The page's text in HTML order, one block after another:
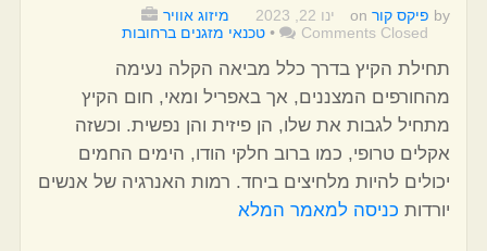
by פיקס קור on ינו 22, 2023
מיזוג אוויר
Comments Closed
• טכנאי מזגנים ברחובות
תחילת הקיץ בדרך כלל מביאה הקלה נעימה
מהחורפים המצננים, אך באפריל ומאי, חום הקיץ
מתחיל לגבות את שלו, הן פיזית והן נפשית. וכשזה
אקלים טרופי, כמו ברוב חלקי הודו, הימים החמים
יכולים להיות מלחיצים ביחד. רמות האנרגיה של אנשים
יורדות כניסה למאמר המלא